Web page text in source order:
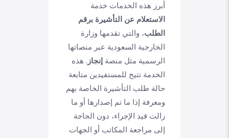
أبرز هذه الخدمات خدمة
الاستعلام عن التأشيرة برقم
الطلب، والتي تقدمها وزارة
الخارجية السعودية عبر منصاتها
الرسمية مثل منصة إنجاز . هذه
الخدمة تتيح للمستفيدين متابعة
حالة طلب التأشيرة الخاصة بهم
ومعرفة إذا ما تم إصدارها أو ما
زالت قيد الإجراء، دون الحاجة
إلى مراجعة المكاتب أو الجهات